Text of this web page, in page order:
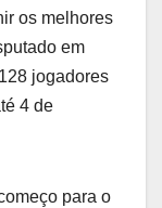
os melhores
em
jogadores
4 de
para o